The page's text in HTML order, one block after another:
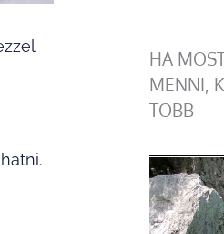
HA
MENNI,
TÖBB